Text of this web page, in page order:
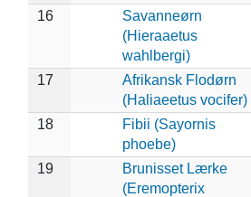
16
Savanneørn
(Hieraaetus
wahlbergi)
17
Afrikansk Flodørn
(Haliaeetus vocifer)
18
Fibii (Sayornis
phoebe)
19
Brunisset Lærke
(Eremopterix